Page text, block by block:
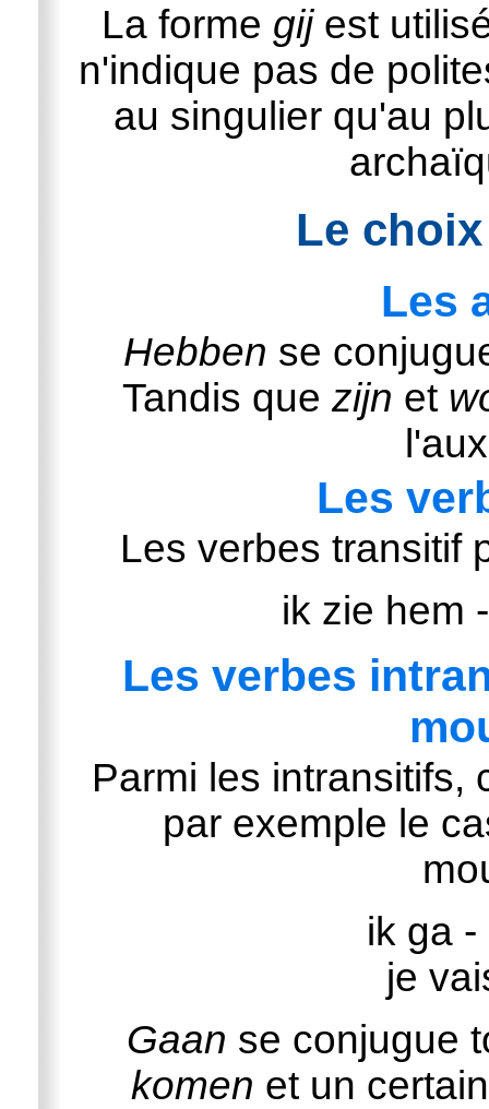
La forme gijest
n'indique pas de
au singulier qu'au
Le
Les
Hebben se
Tandis que zijn et
Les
Les verbes transitif
ik zie hem
Les verbes
Parmi les
par exemple le
ik ga
je
Gaan se conjugue
komen et un